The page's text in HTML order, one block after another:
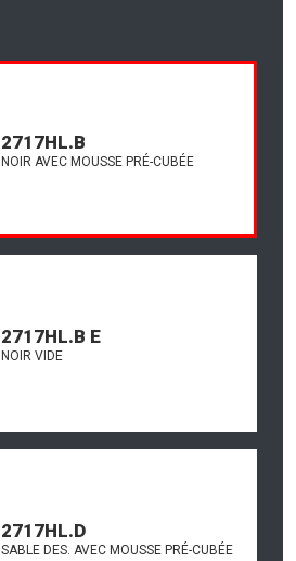
2717HL.B
NOIR AVEC MOUSSE PRÉ-CUBÉE
2717HL.B E
NOIR VIDE
2717HL.D
SABLE DES. AVEC MOUSSE PRÉ-CUBÉE